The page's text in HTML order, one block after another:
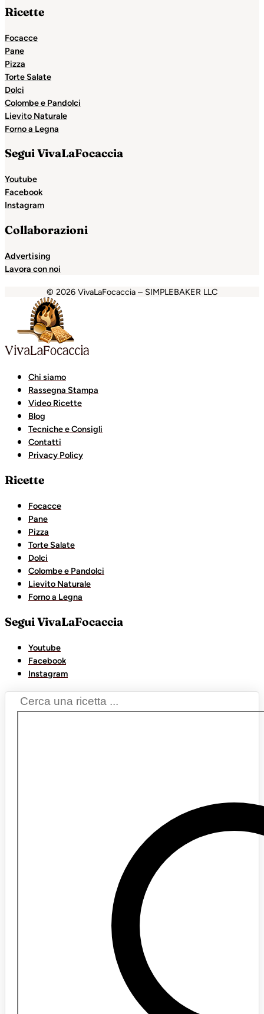
Ricette
Focacce
Pane
Pizza
Torte Salate
Dolci
Colombe e Pandolci
Lievito Naturale
Forno a Legna
Segui VivaLaFocaccia
Youtube
Facebook
Instagram
Collaborazioni
Advertising
Lavora con noi
© 2026 VivaLaFocaccia – SIMPLEBAKER LLC
holiganbetHoliganbet
Chi siamo
Rassegna Stampa
Video Ricette
Blog
Tecniche e Consigli
Contatti
Privacy Policy
Ricette
Focacce
Pane
Pizza
Torte Salate
Dolci
Colombe e Pandolci
Lievito Naturale
Forno a Legna
Segui VivaLaFocaccia
Youtube
Facebook
Instagram
Search
...